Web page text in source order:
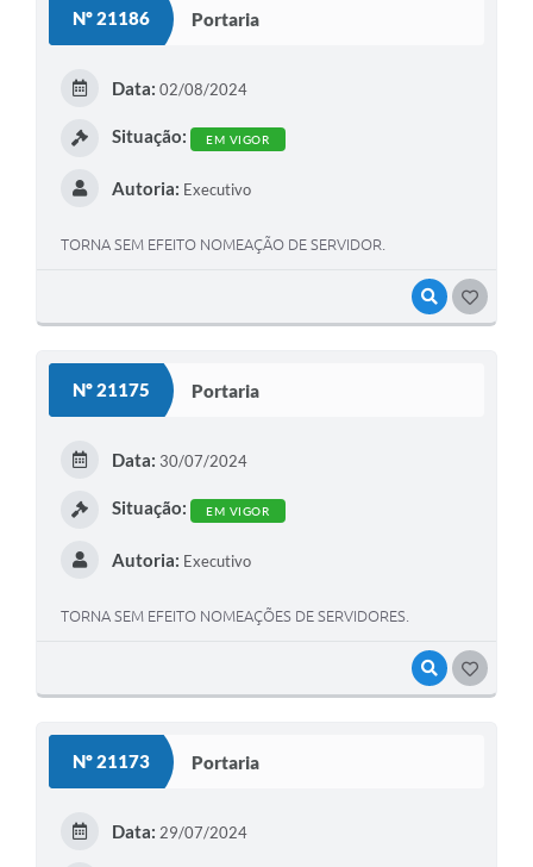
Nº 21186 Portaria
VISUALIZAR
Data: 02/08/2024
Situação: EM VIGOR
Autoria: Executivo
TORNA SEM EFEITO NOMEAÇÃO DE SERVIDOR.
Nº 21175 Portaria
VISUALIZAR
Data: 30/07/2024
Situação: EM VIGOR
Autoria: Executivo
TORNA SEM EFEITO NOMEAÇÕES DE SERVIDORES.
Nº 21173 Portaria
Data: 29/07/2024